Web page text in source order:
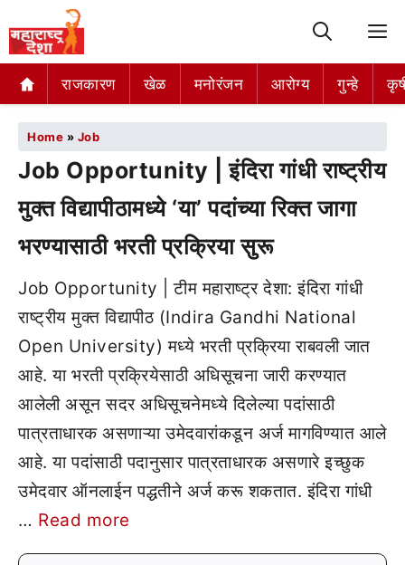
राजकारण खेळ मनोरंजन आरोग्य गुन्हे
Home » Job
Job Opportunity | इंदिरा गांधी राष्ट्रीय
मुक्त विद्यापीठामध्ये ‘या’ पदांच्या रिक्त जागा
भरण्यासाठी भरती प्रक्रिया सुरू
Job Opportunity | टीम महाराष्ट्र देशा: इंदिरा गांधी
राष्ट्रीय मुक्त विद्यापीठ (Indira Gandhi National
Open University) मध्ये भरती प्रक्रिया राबवली जात
आहे. या भरती प्रक्रियेसाठी अधिसूचना जारी करण्यात
आलेली असून सदर अधिसूचनेमध्ये दिलेल्या पदांसाठी
पात्रताधारक असणाऱ्या उमेदवारांकडून अर्ज मागविण्यात आले
आहे. या पदांसाठी पदानुसार पात्रताधारक असणारे इच्छुक
उमेदवार ऑनलाईन पद्धतीने अर्ज करू शकतात. इंदिरा गांधी
… Read more